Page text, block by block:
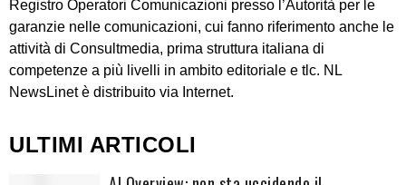
Registro Operatori Comunicazioni presso l’Autorità per le
garanzie nelle comunicazioni, cui fanno riferimento anche le
attività di Consultmedia, prima struttura italiana di
competenze a più livelli in ambito editoriale e tlc. NL
NewsLinet è distribuito via Internet.
ULTIMI ARTICOLI